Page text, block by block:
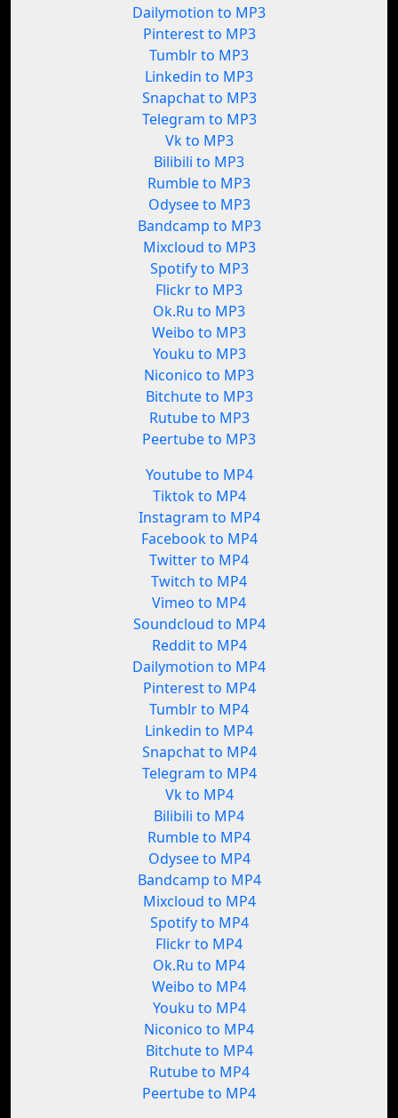
Dailymotion to MP3
Pinterest to MP3
Tumblr to MP3
Linkedin to MP3
Snapchat to MP3
Telegram to MP3
Vk to MP3
Bilibili to MP3
Rumble to MP3
Odysee to MP3
Bandcamp to MP3
Mixcloud to MP3
Spotify to MP3
Flickr to MP3
Ok.Ru to MP3
Weibo to MP3
Youku to MP3
Niconico to MP3
Bitchute to MP3
Rutube to MP3
Peertube to MP3
Youtube to MP4
Tiktok to MP4
Instagram to MP4
Facebook to MP4
Twitter to MP4
Twitch to MP4
Vimeo to MP4
Soundcloud to MP4
Reddit to MP4
Dailymotion to MP4
Pinterest to MP4
Tumblr to MP4
Linkedin to MP4
Snapchat to MP4
Telegram to MP4
Vk to MP4
Bilibili to MP4
Rumble to MP4
Odysee to MP4
Bandcamp to MP4
Mixcloud to MP4
Spotify to MP4
Flickr to MP4
Ok.Ru to MP4
Weibo to MP4
Youku to MP4
Niconico to MP4
Bitchute to MP4
Rutube to MP4
Peertube to MP4